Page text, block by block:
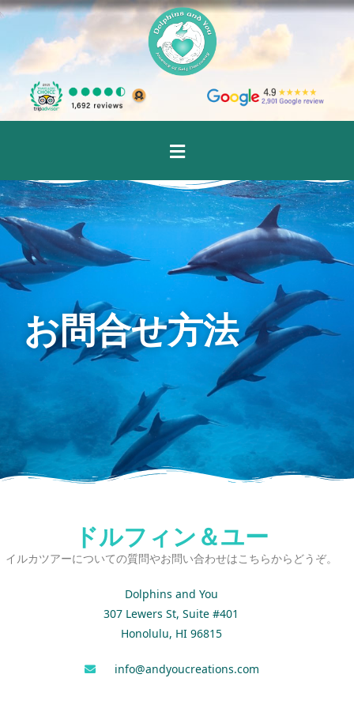
お問合せ方法
ドルフィン＆ユー
イルカツアーについての質問やお問い合わせはこちらからどうぞ。
Dolphins and You
307 Lewers St, Suite #401
Honolulu, HI 96815
info@andyoucreations.com